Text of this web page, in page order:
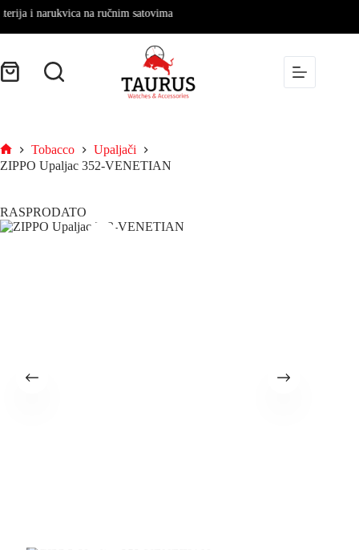
i narukvica na ručnim satovima
Tobacco
Upaljači
ZIPPO Upaljac 352-VENETIAN
RASPRODATO